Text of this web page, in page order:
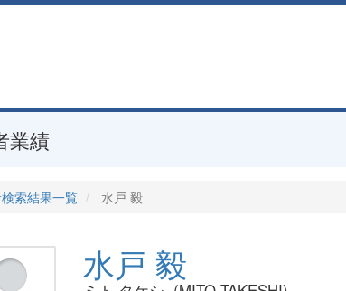
業績
索結果一覧 水戸 毅
水戸 毅